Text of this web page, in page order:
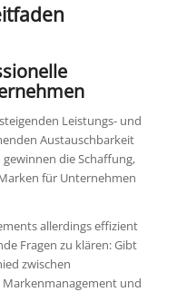
Leistungs- und
Austauschbarkeit
die Schaffung,
für Unternehmen
allerdings effizient
Fragen zu klären: Gibt
zwischen
und